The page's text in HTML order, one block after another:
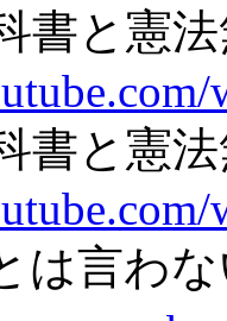
書と憲
書と憲
は言わ